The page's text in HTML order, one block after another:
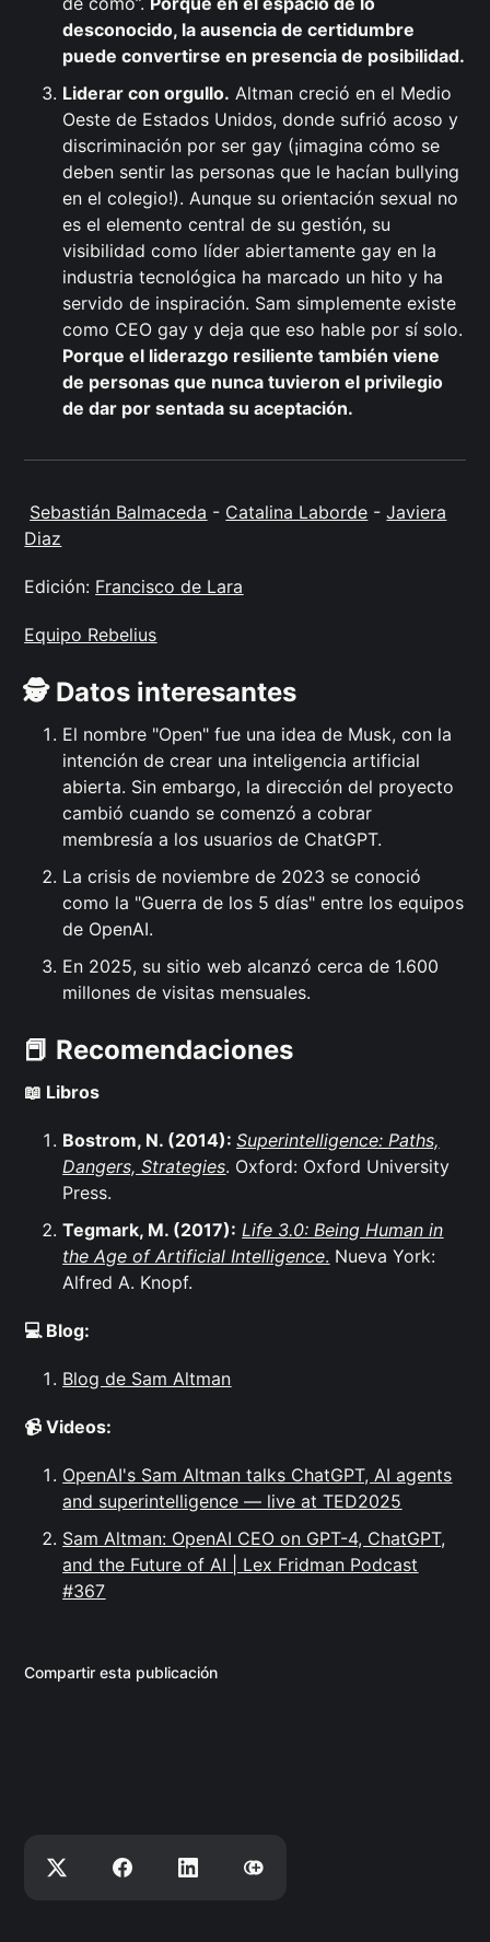
desconocido, la ausencia de certidumbre
puede convertirse en presencia de posibilidad.
Liderar con orgullo. Altman creció en el Medio
Oeste de Estados Unidos, donde sufrió acoso y
discriminación por ser gay (¡imagina cómo se
deben sentir las personas que le hacían bullying
en el colegio!). Aunque su orientación sexual no
es el elemento central de su gestión, su
visibilidad como líder abiertamente gay en la
industria tecnológica ha marcado un hito y ha
servido de inspiración. Sam simplemente existe
como CEO gay y deja que eso hable por sí solo.
Porque el liderazgo resiliente también viene
de personas que nunca tuvieron el privilegio
de dar por sentada su aceptación.
Sebastián Balmaceda - Catalina Laborde -Javiera
Diaz
Edición: Francisco de Lara
Equipo Rebelius
🕵️ Datos interesantes
El nombre "Open" fue una idea de Musk, con la
intención de crear una inteligencia artificial
abierta. Sin embargo, la dirección del proyecto
cambió cuando se comenzó a cobrar
membresía a los usuarios de ChatGPT.
La crisis de noviembre de 2023 se conoció
como la "Guerra de los 5 días" entre los equipos
de OpenAI.
En 2025, su sitio web alcanzó cerca de 1.600
millones de visitas mensuales.
📕 Recomendaciones
📖 Libros
Bostrom, N. (2014):Superintelligence: Paths,
Dangers, Strategies. Oxford: Oxford University
Press.
Tegmark, M. (2017): Life 3.0: Being Human in
the Age of Artificial Intelligence. Nueva York:
Alfred A. Knopf.
💻 Blog:
Blog de Sam Altman
📹 Videos:
OpenAI's Sam Altman talks ChatGPT, AI agents
and superintelligence — live at TED2025
Sam Altman: OpenAI CEO on GPT-4, ChatGPT,
and the Future of AI | Lex Fridman Podcast
#367
Compartir esta publicación